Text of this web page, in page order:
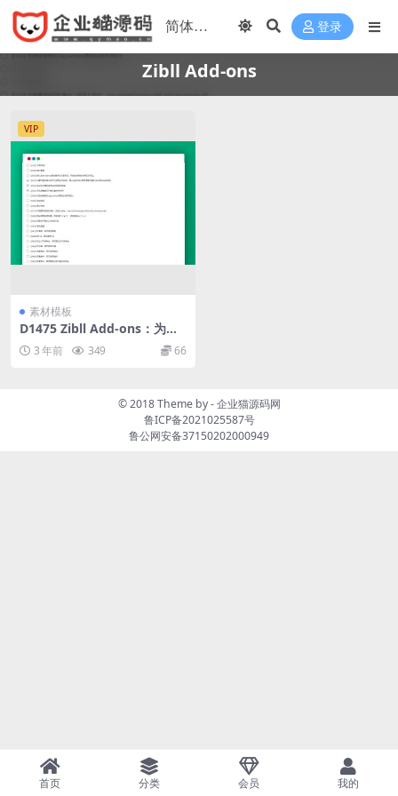
登录
Zibll Add-ons
VIP
素材模板
D1475 Zibll Add-ons：为子
比主题打造的最新美化插件
3 年前 349 66
© 2018 Theme by -企业猫源码网
鲁ICP备2021025587号
鲁公网安备37150202000949
首页 分类 会员 我的